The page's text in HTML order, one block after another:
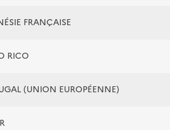
FRANÇAISE
RICO
(UNION EUROPÉENNE)